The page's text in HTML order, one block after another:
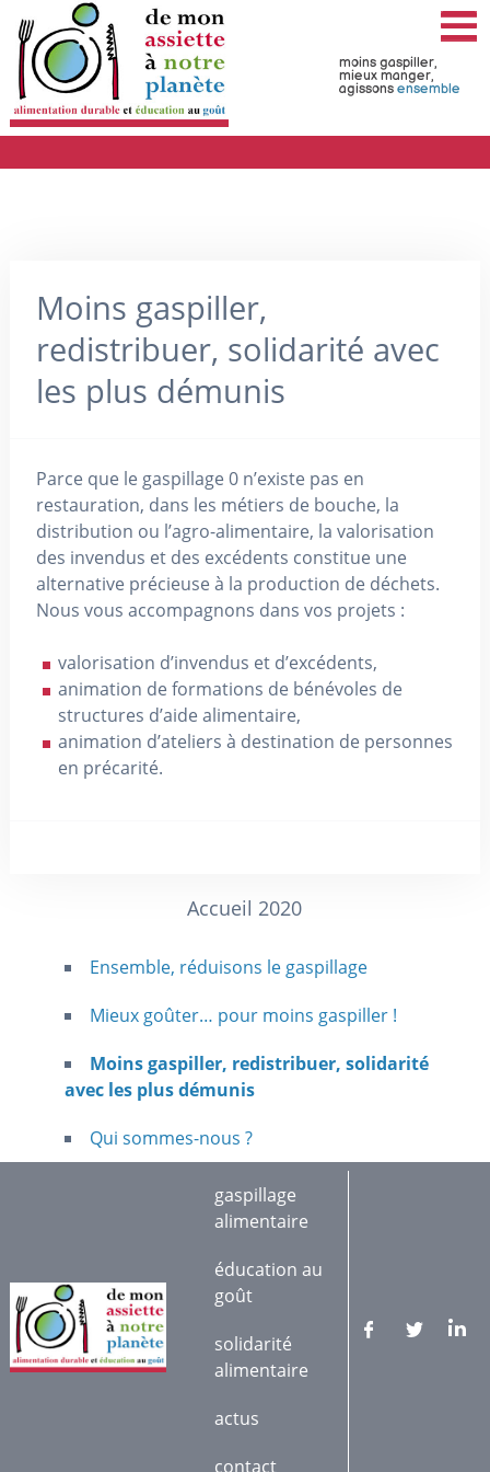
moins gaspiller,
mieux manger,
agissonsensemble
Moins gaspiller,
redistribuer, solidarité avec
les plus démunis
Parce que le gaspillage 0 n’existe pas en
restauration, dans les métiers de bouche, la
distribution ou l’agro-alimentaire, la valorisation
des invendus et des excédents constitue une
alternative précieuse à la production de déchets.
Nous vous accompagnons dans vos projets :
valorisation d’invendus et d’excédents,
animation de formations de bénévoles de
structures d’aide alimentaire,
animation d’ateliers à destination de personnes
en précarité.
Accueil 2020
Ensemble, réduisons le gaspillage
Mieux goûter… pour moins gaspiller !
Moins gaspiller, redistribuer, solidarité
avec les plus démunis
Qui sommes-nous ?
gaspillage
alimentaire
éducation au
goût
solidarité
alimentaire
actus
contact